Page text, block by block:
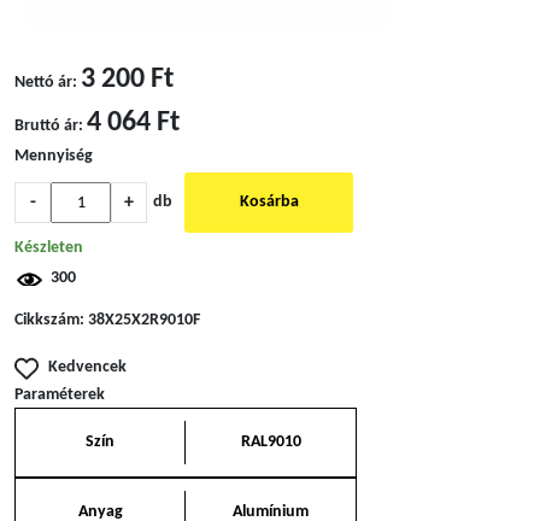
Nettó ár: 3 200 Ft
Bruttó ár: 4 064 Ft
Mennyiség
- + db Kosárba
Készleten
300
Cikkszám: 38X25X2R9010F
Kedvencek
Paraméterek
Szín RAL9010
Anyag Alumínium